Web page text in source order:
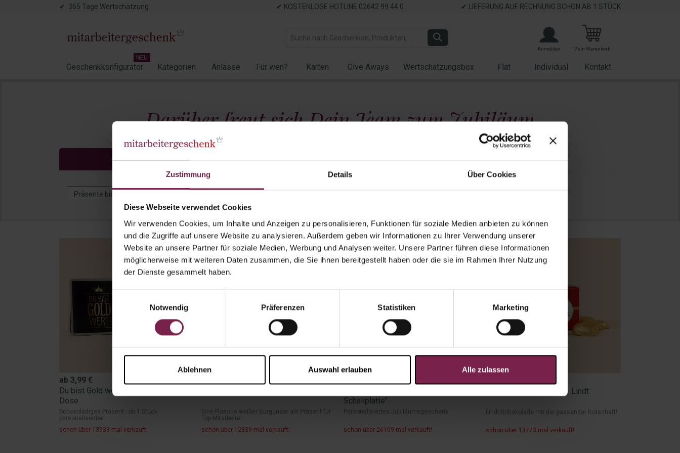
Zustimmung Details Über Cookies
Diese Webseite verwendet Cookies
Wir verwenden Cookies, um Inhalte und Anzeigen zu personalisieren, Funktionen für soziale Medien anbieten zu können
und die Zugriffe auf unsere Website zu analysieren. Außerdem geben wir Informationen zu Ihrer Verwendung unserer
Website an unsere Partner für soziale Medien, Werbung und Analysen weiter. Unsere Partner führen diese Informationen
möglicherweise mit weiteren Daten zusammen, die Sie ihnen bereitgestellt haben oder die sie im Rahmen Ihrer Nutzung
der Dienste gesammelt haben.
Notwendig
Präferenzen Statistiken Marketing
Ablehnen Auswahl erlauben Alle zulassen
✔ 365 Tage Wertschätzung ✔ KOSTENLOSE HOTLINE 02642 99 44 0 ✔ LIEFERUNG AUF RECHNUNG SCHON AB 1 STÜCK
Anmelden Mein Warenkorb
Geschenkkonfigurator
NEU
Kategorien Anlässe Für wen? Karten Give Aways Wertschätzungsbox Flat Individual Kontakt
Darüber freut sich Dein Team zum Jubiläum
Preisfilter Geeignet für
Präsente bis 5 EUR
Du bist Gold wert - Ritter SPORT
Dose
Schokoladiges Präsent - ab 1 Stück
personalisierbar
schon über 13933 mal verkauft!
ab 3,99 €
Eine Flasche weißer Burgunder als Präsent für
Top-Mitarbeiter
schon über 12339 mal verkauft!
Schallplatte"
Personalisiertes Jubiläumsgeschenk
schon über 26109 mal verkauft!
Sie sind ein Geschenk - Lindt
Lindt-Schokolade mit der passender Botschaft!
schon über 13773 mal verkauft!